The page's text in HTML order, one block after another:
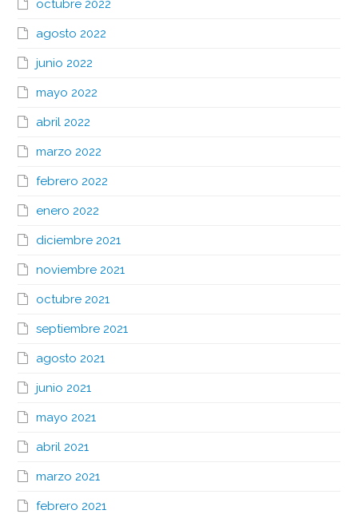
octubre 2022
agosto 2022
junio 2022
mayo 2022
abril 2022
marzo 2022
febrero 2022
enero 2022
diciembre 2021
noviembre 2021
octubre 2021
septiembre 2021
agosto 2021
junio 2021
mayo 2021
abril 2021
marzo 2021
febrero 2021